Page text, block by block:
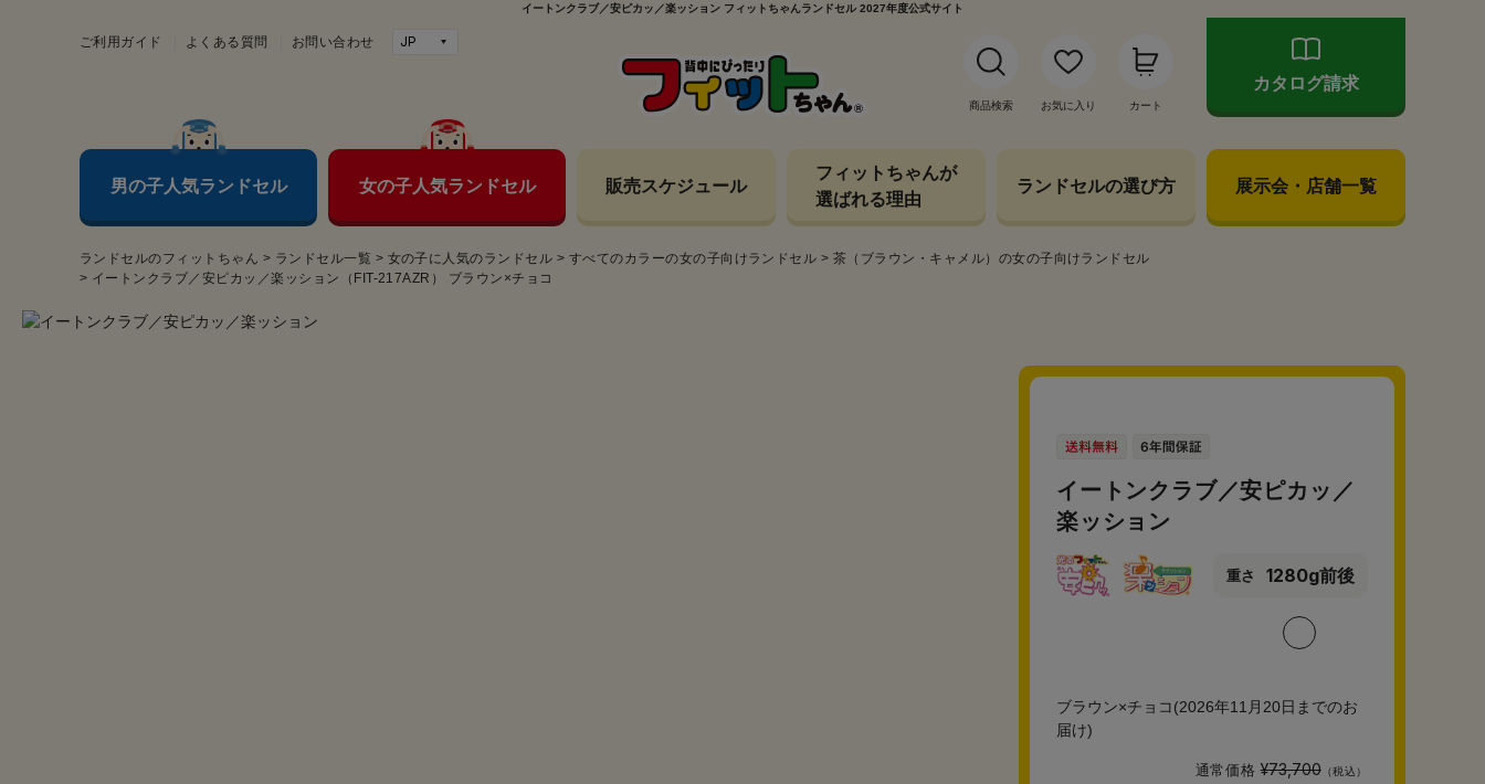
イートンクラブ／安ピカッ／楽ッション フィットちゃんランドセル 2027年度公式サイト
ご利用ガイド よくある質問 お問い合わせ
商品検索 お気に入り カート
カタログ請求
男の子人気ランドセル 女の子人気ランドセル 販売スケジュール
フィットちゃんが
選ばれる理由
ランドセルの選び方 展示会・店舗一覧
ランドセルのフィットちゃん > ランドセル一覧 > 女の子に人気のランドセル > すべてのカラーの女の子向けランドセル > 茶（ブラウン・キャメル）の女の子向けランドセル
> イートンクラブ／安ピカッ／楽ッション（FIT-217AZR） ブラウン×チョコ
イートンクラブ／安ピカッ／
楽ッション
重さ 1280g前後
ブラウン×チョコ(2026年11月20日までのお
届け)
通常価格¥73,700（税込）